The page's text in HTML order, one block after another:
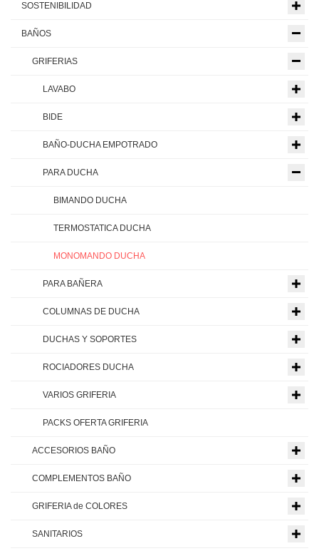
SOSTENIBILIDAD
BAÑOS
GRIFERIAS
LAVABO
BIDE
BAÑO-DUCHA EMPOTRADO
PARA DUCHA
BIMANDO DUCHA
TERMOSTATICA DUCHA
MONOMANDO DUCHA
PARA BAÑERA
COLUMNAS DE DUCHA
DUCHAS Y SOPORTES
ROCIADORES DUCHA
VARIOS GRIFERIA
PACKS OFERTA GRIFERIA
ACCESORIOS BAÑO
COMPLEMENTOS BAÑO
GRIFERIA de COLORES
SANITARIOS